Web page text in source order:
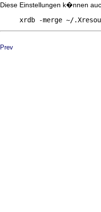
Diese Einstellungen k�nnen
Prev